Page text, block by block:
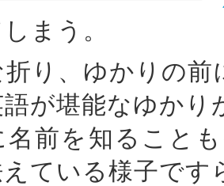
まう。
り、ゆかりの前
語が堪能なゆかり
名前を知ること
ている様子です